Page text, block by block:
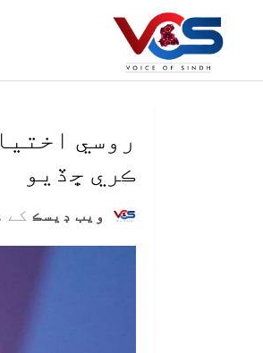
روسي
ڪري ڇڏيو
ويب ڊيسڪ کے